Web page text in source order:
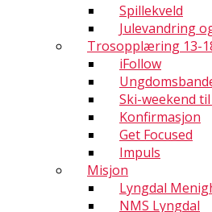
Spillekveld
Julevandring
Trosopplæring 13-
iFollow
Ski-weekend
Konfirmasjon
Get Focused
Impuls
Misjon
Lyngdal
NMS Lyngdal